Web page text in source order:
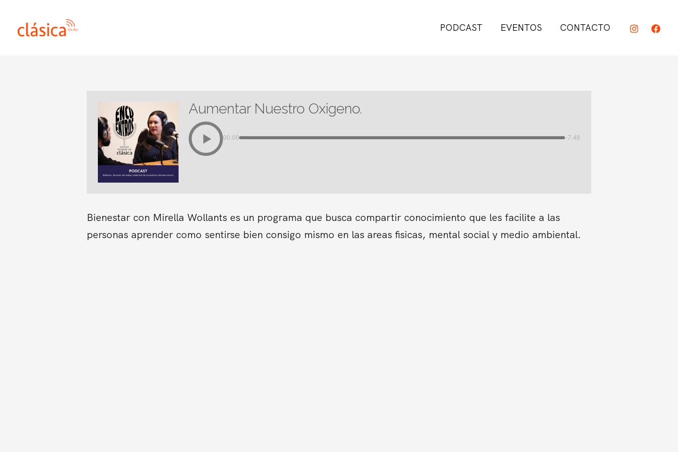
contenido
PODCAST EVENTOS CONTACTO
Aumentar Nuestro Oxigeno.
00:00 -7:48
Bienestar con Mirella Wollants es un programa que busca compartir conocimiento que les facilite a las
personas aprender como sentirse bien consigo mismo en las areas fisicas, mental social y medio ambiental.